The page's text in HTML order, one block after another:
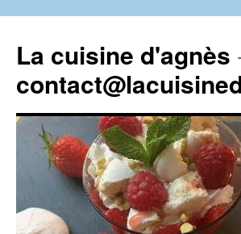
La cuisine d'agnès